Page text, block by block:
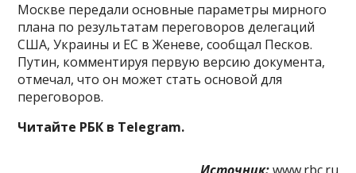
Москве передали основные параметры мирного
плана по результатам переговоров делегаций
США, Украины и ЕС в Женеве, сообщал Песков.
Путин, комментируя первую версию документа,
отмечал, что он может стать основой для
переговоров.
Читайте РБК в Telegram.